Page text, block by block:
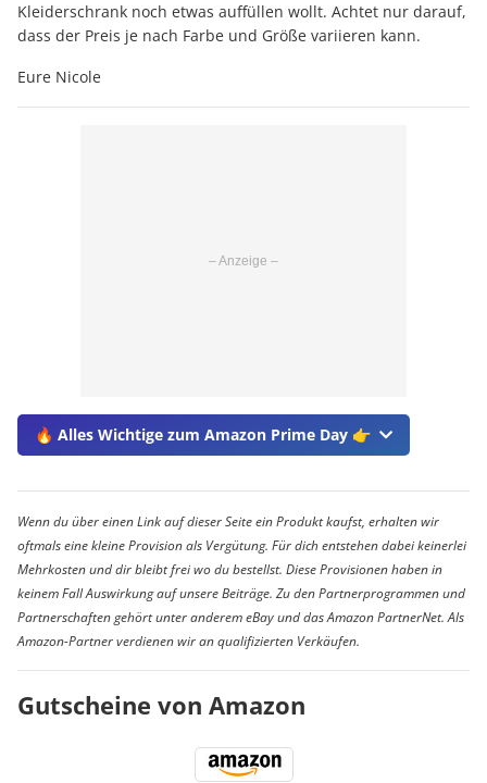
Kleiderschrank noch etwas auffüllen wollt. Achtet nur darauf,
dass der Preis je nach Farbe und Größe variieren kann.
Eure Nicole
🔥 Alles Wichtige zum Amazon Prime Day 👉
Wenn du über einen Link auf dieser Seite ein Produkt kaufst, erhalten wir
oftmals eine kleine Provision als Vergütung. Für dich entstehen dabei keinerlei
Mehrkosten und dir bleibt frei wo du bestellst. Diese Provisionen haben in
keinem Fall Auswirkung auf unsere Beiträge. Zu den Partnerprogrammen und
Partnerschaften gehört unter anderem eBay und das Amazon PartnerNet. Als
Amazon-Partner verdienen wir an qualifizierten Verkäufen.
Gutscheine von Amazon